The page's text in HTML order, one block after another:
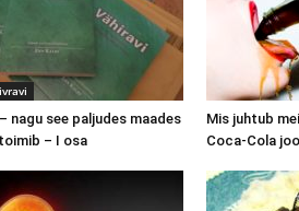
nagu see paljudes maades
– I osa
Mis juhtub
Coca-Cola